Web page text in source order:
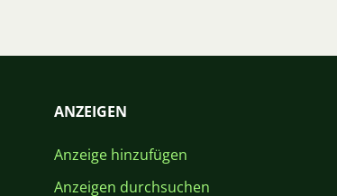
ANZEIGEN
Anzeige hinzufügen
Anzeigen durchsuchen